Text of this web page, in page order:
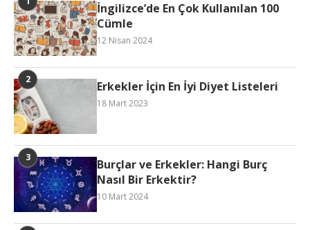
İngilizce’de En Çok Kullanılan 100
Cümle
12 Nisan 2024
Erkekler İçin En İyi Diyet Listeleri
18 Mart 2023
Burçlar ve Erkekler: Hangi Burç
Nasıl Bir Erkektir?
10 Mart 2024